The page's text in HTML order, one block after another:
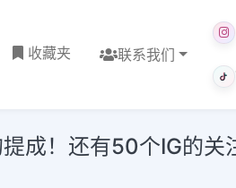
收藏夹 联系我们
成！还有50个IG的关